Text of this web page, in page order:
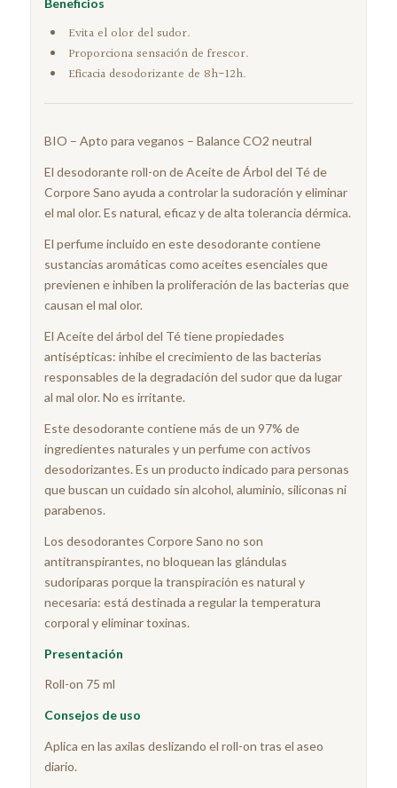
Beneficios
Evita el olor del sudor.
Proporciona sensación de frescor.
Eficacia desodorizante de 8h-12h.
BIO – Apto para veganos – Balance CO2 neutral
El desodorante roll-on de Aceite de Árbol del Té de
Corpore Sano ayuda a controlar la sudoración y eliminar
el mal olor. Es natural, eficaz y de alta tolerancia dérmica.
El perfume incluido en este desodorante contiene
sustancias aromáticas como aceites esenciales que
previenen e inhiben la proliferación de las bacterias que
causan el mal olor.
El Aceite del árbol del Té tiene propiedades
antisépticas: inhibe el crecimiento de las bacterias
responsables de la degradación del sudor que da lugar
al mal olor. No es irritante.
Este desodorante contiene más de un 97% de
ingredientes naturales y un perfume con activos
desodorizantes. Es un producto indicado para personas
que buscan un cuidado sin alcohol, aluminio, siliconas ni
parabenos.
Los desodorantes Corpore Sano no son
antitranspirantes, no bloquean las glándulas
sudoríparas porque la transpiración es natural y
necesaria: está destinada a regular la temperatura
corporal y eliminar toxinas.
Presentación
Roll-on 75 ml
Consejos de uso
Aplica en las axilas deslizando el roll-on tras el aseo
diario.